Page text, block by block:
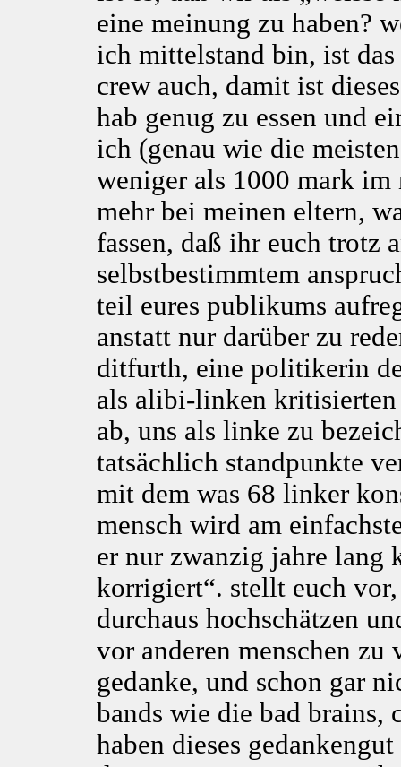
eine meinung zu haben?
ich mittelstand bin, ist
crew auch, damit ist
hab genug zu essen und
ich (genau wie die
weniger als 1000 mark
mehr bei meinen eltern,
fassen, daß ihr euch trotz
selbstbestimmtem
teil eures publikums
anstatt nur darüber zu
ditfurth, eine politikerin
als alibi-linken kritisierten
ab, uns als linke zu
tatsächlich standpunkte
mit dem was 68 linker
mensch wird am
er nur zwanzig jahre lang
korrigiert“. stellt euch
durchaus hochschätzen
vor anderen menschen zu
gedanke, und schon gar
bands wie die bad brains,
haben dieses